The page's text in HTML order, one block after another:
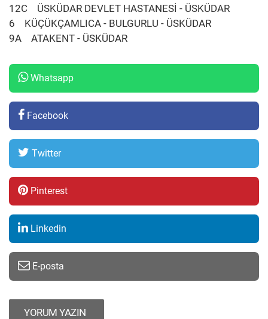
12C ÜSKÜDAR DEVLET HASTANESİ - ÜSKÜDAR
6 KÜÇÜKÇAMLICA - BULGURLU - ÜSKÜDAR
9A ATAKENT - ÜSKÜDAR
Whatsapp
Facebook
Twitter
Pinterest
Linkedin
E-posta
YORUM YAZIN